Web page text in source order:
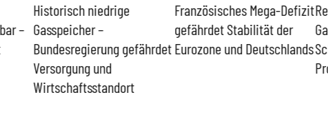
–
Historisch niedrige
Gasspeicher –
Bundesregierung gefährdet
Versorgung und
Wirtschaftsstandort
Französisches Mega-Defizit
gefährdet Stabilität der
Eurozone und Deutschlands